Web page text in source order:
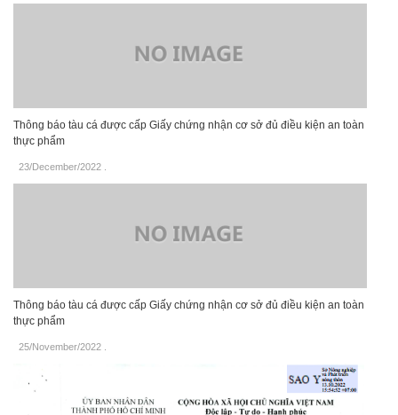
Thông báo tàu cá được cấp Giấy chứng nhận cơ sở đủ điều kiện an toàn
thực phẩm
23/December/2022
Thông báo tàu cá được cấp Giấy chứng nhận cơ sở đủ điều kiện an toàn
thực phẩm
25/November/2022